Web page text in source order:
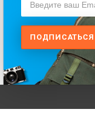
ПОДПИСАТЬСЯ